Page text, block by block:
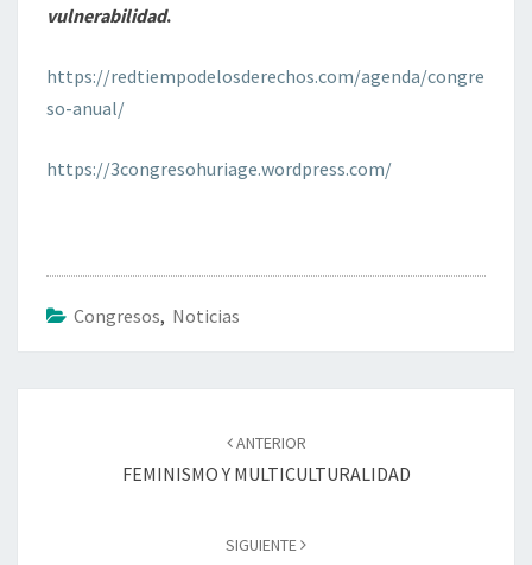
vulnerabilidad.
https://redtiempodelosderechos.com/agenda/congre
so-anual/
https://3congresohuriage.wordpress.com/
Congresos, Noticias
ANTERIOR
FEMINISMO Y MULTICULTURALIDAD
SIGUIENTE